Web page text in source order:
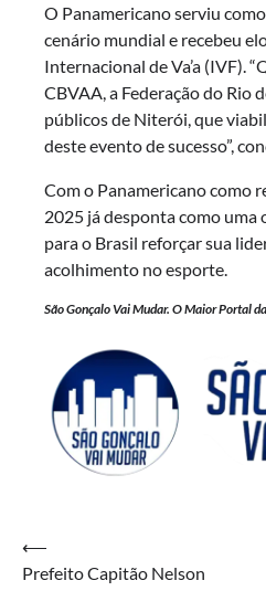
O Panamericano serviu
cenário mundial e recebeu
Internacional de Va’a (IVF).
CBVAA, a Federação do Rio
públicos de Niterói, que
deste evento de sucesso”,
Com o Panamericano como
2025 já desponta como
para o Brasil reforçar sua
acolhimento no esporte.
São Gonçalo Vai Mudar. O Maior Portal
Navegação
de
⟵
Prefeito Capitão Nelson